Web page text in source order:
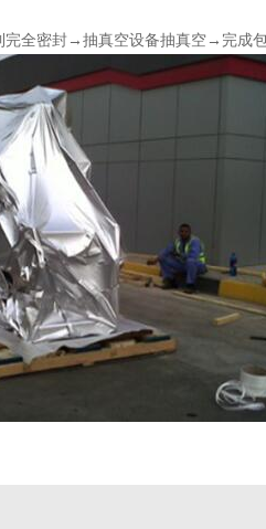
全密封→抽真空设备抽真空→完成